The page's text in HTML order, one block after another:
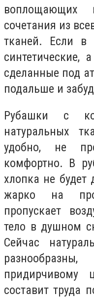
воплощающих
сочетания из
тканей. Если в
синтетические,
сделанные под
подальше и
Рубашки с
натуральных
удобно, не
комфортно. В
хлопка не будет
жарко на
пропускает
тело в душном
Сейчас
придирчивому
составит труда